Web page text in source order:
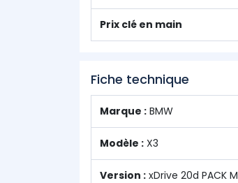
Prix clé en main
Fiche technique
Marque : BMW
Modèle : X3
Version : xDrive 20d PACK M